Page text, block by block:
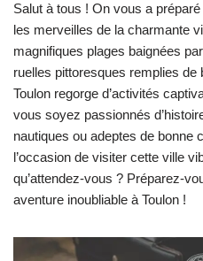
Salut à tous ! On vous a
les merveilles de la charmante
magnifiques plages baignées
ruelles pittoresques remplies de
Toulon regorge d’activités
vous soyez passionnés
nautiques ou adeptes de bonne
l’occasion de visiter cette ville
qu’attendez-vous ? Préparez-
aventure inoubliable à Toulon !